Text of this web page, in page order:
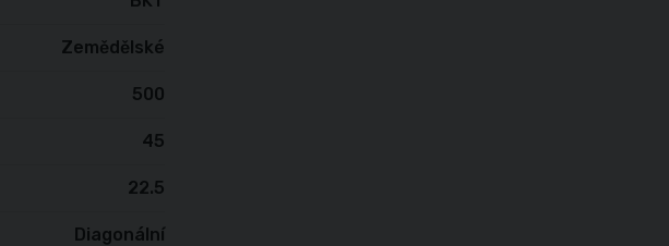
Zemědělské
500
45
22.5
Diagonální